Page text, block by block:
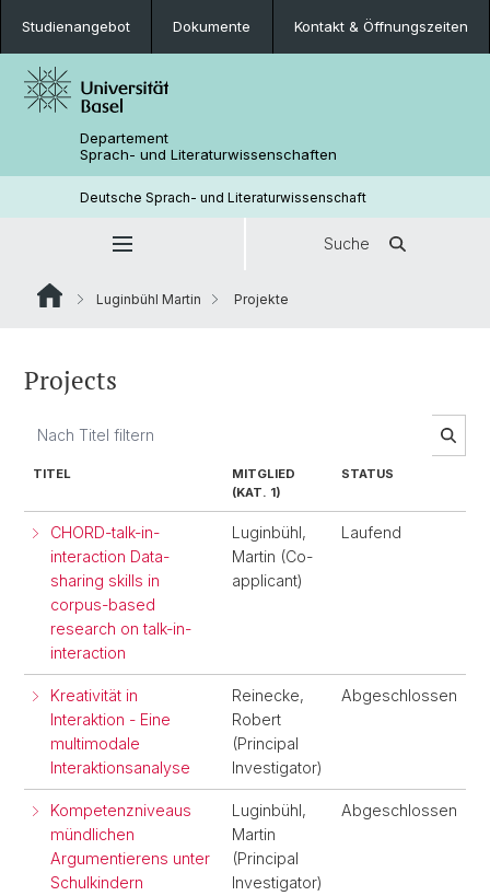
Studienangebot Dokumente Kontakt & Öffnungszeiten
Departement
Sprach- und Literaturwissenschaften
Deutsche Sprach- und Literaturwissenschaft
Suche
Luginbühl Martin Projekte
Projects
TITEL
MITGLIED
(KAT. 1)
STATUS
CHORD-talk-in-
interaction Data-
sharing skills in
corpus-based
research on talk-in-
interaction
Luginbühl,
Martin (Co-
applicant)
Laufend
Kreativität in
Interaktion - Eine
multimodale
Interaktionsanalyse
Reinecke,
Robert
(Principal
Investigator)
Abgeschlossen
Kompetenzniveaus
mündlichen
Argumentierens unter
Schulkindern
Luginbühl,
Martin
(Principal
Investigator)
Abgeschlossen